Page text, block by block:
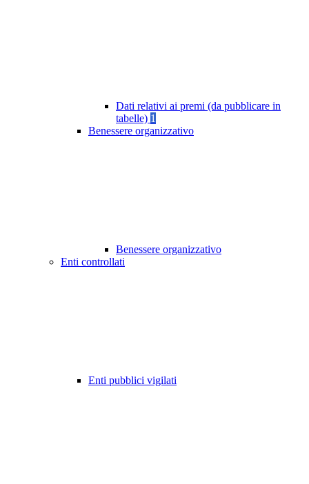
Dati relativi ai premi (da pubblicare in
tabelle) 1
Benessere organizzativo
Benessere organizzativo
Enti controllati
Enti pubblici vigilati